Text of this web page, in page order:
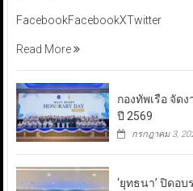
FacebookFacebookXTwitter
Read More
กองทัพเรือ จัด
ปี 2569
กรกฎาคม 3,
‘ยุทธนา’ ปิดอ